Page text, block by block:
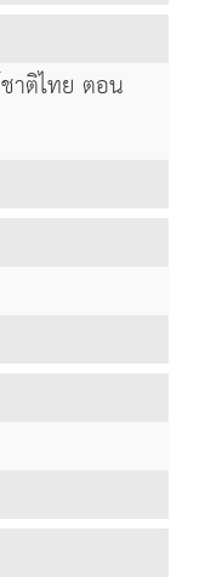
าติไทย ตอน